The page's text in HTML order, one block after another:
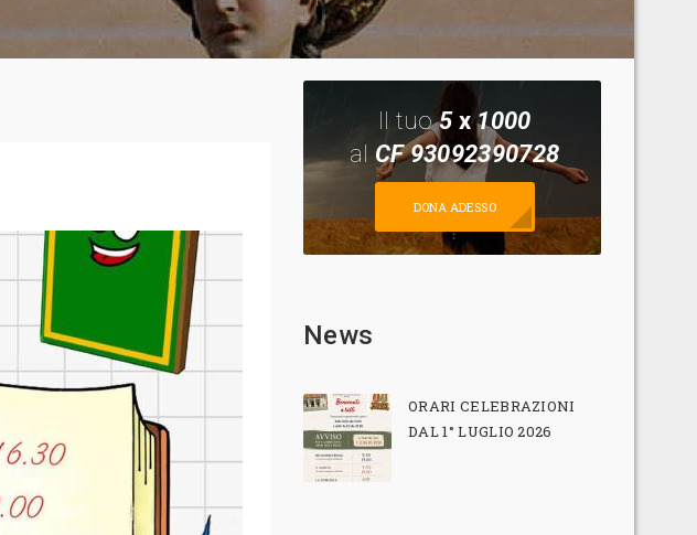
Il tuo5x1000
al CF 93092390728
DONA ADESSO
News
ORARI CELEBRAZIONI
DAL 1° LUGLIO 2026